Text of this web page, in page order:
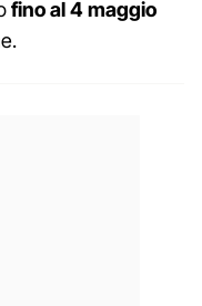
fino al 4 maggio